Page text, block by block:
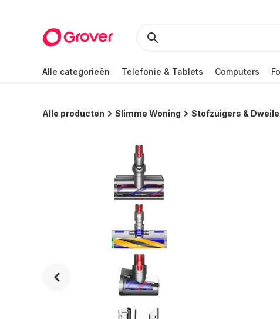
Alle categorieën Telefonie & Tablets Computers
Alle producten Slimme Woning Stofzuigers &